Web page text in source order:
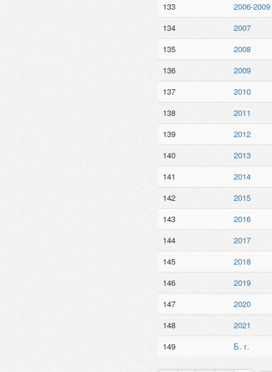
133
2006-2009
134
2007
135
2008
136
2009
137
2010
138
2011
139
2012
140
2013
141
2014
142
2015
143
2016
144
2017
145
2018
146
2019
147
2020
148
2021
149
Б. г.